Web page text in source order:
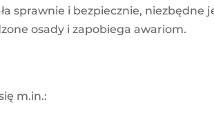
sprawnie i bezpiecznie, niezbędne
osady i zapobiega awariom.
m.in.: